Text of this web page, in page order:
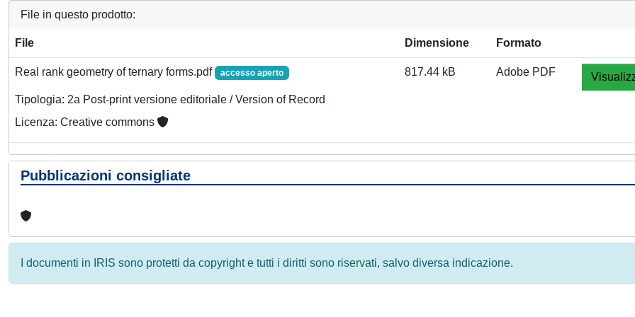
File in questo prodotto:
File Dimensione Formato
Real rank geometry of ternary forms.pdf accesso aperto
Tipologia: 2a Post-print versione editoriale / Version of Record
Licenza: Creative commons
817.44 kB Adobe PDF
Pubblicazioni consigliate
I documenti in IRIS sono protetti da copyright e tutti i diritti sono riservati, salvo diversa indicazione.